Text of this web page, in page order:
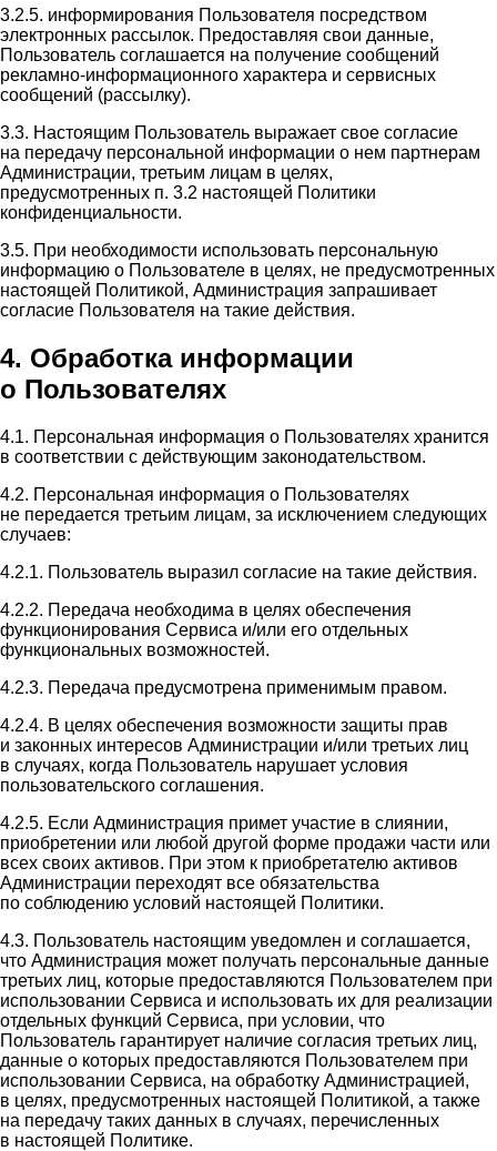
3.2.5. информирования Пользователя посредством
электронных рассылок. Предоставляя свои данные,
Пользователь соглашается на получение сообщений
рекламно-информационного характера и сервисных
сообщений (рассылку).
3.3. Настоящим Пользователь выражает свое согласие
на передачу персональной информации о нем партнерам
Администрации, третьим лицам в целях,
предусмотренных п. 3.2 настоящей Политики
конфиденциальности.
3.5. При необходимости использовать персональную
информацию о Пользователе в целях, не предусмотренных
настоящей Политикой, Администрация запрашивает
согласие Пользователя на такие действия.
4. Обработка информации
о Пользователях
4.1. Персональная информация о Пользователях хранится
в соответствии с действующим законодательством.
4.2. Персональная информация о Пользователях
не передается третьим лицам, за исключением следующих
случаев:
4.2.1. Пользователь выразил согласие на такие действия.
4.2.2. Передача необходима в целях обеспечения
функционирования Сервиса и/или его отдельных
функциональных возможностей.
4.2.3. Передача предусмотрена применимым правом.
4.2.4. В целях обеспечения возможности защиты прав
и законных интересов Администрации и/или третьих лиц
в случаях, когда Пользователь нарушает условия
пользовательского соглашения.
4.2.5. Если Администрация примет участие в слиянии,
приобретении или любой другой форме продажи части или
всех своих активов. При этом к приобретателю активов
Администрации переходят все обязательства
по соблюдению условий настоящей Политики.
4.3. Пользователь настоящим уведомлен и соглашается,
что Администрация может получать персональные данные
третьих лиц, которые предоставляются Пользователем при
использовании Сервиса и использовать их для реализации
отдельных функций Сервиса, при условии, что
Пользователь гарантирует наличие согласия третьих лиц,
данные о которых предоставляются Пользователем при
использовании Сервиса, на обработку Администрацией,
в целях, предусмотренных настоящей Политикой, а также
на передачу таких данных в случаях, перечисленных
в настоящей Политике.